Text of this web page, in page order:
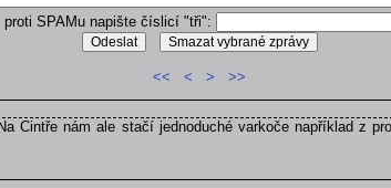
proti SPAMu napište číslicí "tři":
<< < > >>
Cintře nám ale stačí jednoduché varkoče například z